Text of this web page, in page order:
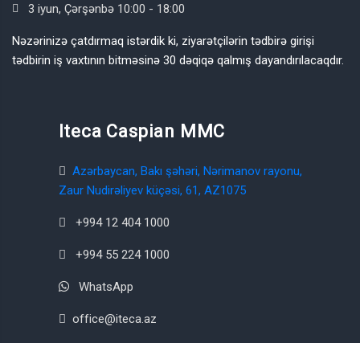
3 iyun, Çərşənbə 10:00 - 18:00
Nəzərinizə çatdırmaq istərdik ki, ziyarətçilərin tədbirə girişi
tədbirin iş vaxtının bitməsinə 30 dəqiqə qalmış dayandırılacaqdır.
Iteca Caspian MMC
Azərbaycan, Bakı şəhəri, Nərimanov rayonu,
Zaur Nudirəliyev küçəsi, 61, AZ1075
+994 12 404 1000
+994 55 224 1000
WhatsApp
office@iteca.az